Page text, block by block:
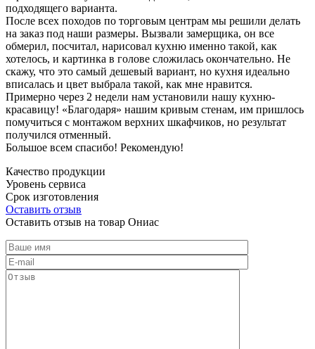
подходящего варианта.
После всех походов по торговым центрам мы решили делать
на заказ под наши размеры. Вызвали замерщика, он все
обмерил, посчитал, нарисовал кухню именно такой, как
хотелось, и картинка в голове сложилась окончательно. Не
скажу, что это самый дешевый вариант, но кухня идеально
вписалась и цвет выбрала такой, как мне нравится.
Примерно через 2 недели нам установили нашу кухню-
красавицу! «Благодаря» нашим кривым стенам, им пришлось
помучиться с монтажом верхних шкафчиков, но результат
получился отменный.
Большое всем спасибо! Рекомендую!
Качество продукции
Уровень сервиса
Срок изготовления
Оставить отзыв
Оставить отзыв на товар Ониас